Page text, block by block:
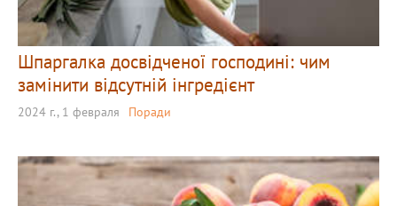
Шпаргалка досвідченої господині: чим
замінити відсутній інгредієнт
2024 г., 1 февраля Поради